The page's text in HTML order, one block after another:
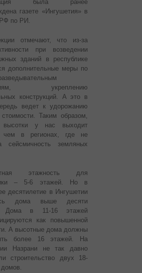
была ранее
газете «Ингушетия» в
по РИ.
отмечают, что из-за
при возведении
зданий в республике
дополнительные меры по
укреплению
конструкций. А это в
ведет к удорожанию
Таким образом,
высотки у нас выходит
чем в регионах, где не
сейсмичность земляных
этажность для
– 5-6 этажей. Но в
десятилетие в Ингушетии
дома выше десяти
Дома в 11-16 этажей
как повышенной
А высотные дома должны
более 16 этажей. На
Назрани не так давно
строительство двух 18-